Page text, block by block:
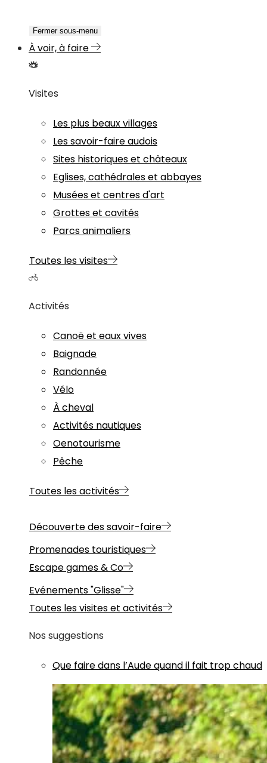
Fermer sous-menu
À voir, à faire
Visites
Les plus beaux villages
Les savoir-faire audois
Sites historiques et châteaux
Eglises, cathédrales et abbayes
Musées et centres d'art
Grottes et cavités
Parcs animaliers
Toutes les visites
Activités
Canoë et eaux vives
Baignade
Randonnée
Vélo
À cheval
Activités nautiques
Oenotourisme
Pêche
Toutes les activités
Découverte des savoir-faire
Promenades touristiques
Escape games & Co
Evénements "Glisse"
Toutes les visites et activités
Nos suggestions
Que faire dans l’Aude quand il fait trop chaud